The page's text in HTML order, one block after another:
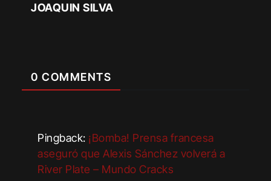
JOAQUIN SILVA
0 COMMENTS
Pingback: ¡Bomba! Prensa francesa
aseguró que Alexis Sánchez volverá a
River Plate – Mundo Cracks